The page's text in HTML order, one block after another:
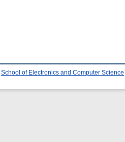
School of Electronics and Computer Science